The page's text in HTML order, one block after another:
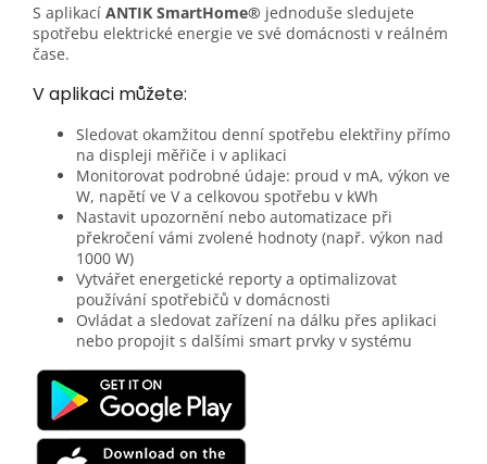
S aplikací ANTIK SmartHome® jednoduše sledujete
spotřebu elektrické energie ve své domácnosti v reálném
čase.
V aplikaci můžete:
Sledovat okamžitou denní spotřebu elektřiny přímo
na displeji měřiče i v aplikaci
Monitorovat podrobné údaje: proud v mA, výkon ve
W, napětí ve V a celkovou spotřebu v kWh
Nastavit upozornění nebo automatizace při
překročení vámi zvolené hodnoty (např. výkon nad
1000 W)
Vytvářet energetické reporty a optimalizovat
používání spotřebičů v domácnosti
Ovládat a sledovat zařízení na dálku přes aplikaci
nebo propojit s dalšími smart prvky v systému